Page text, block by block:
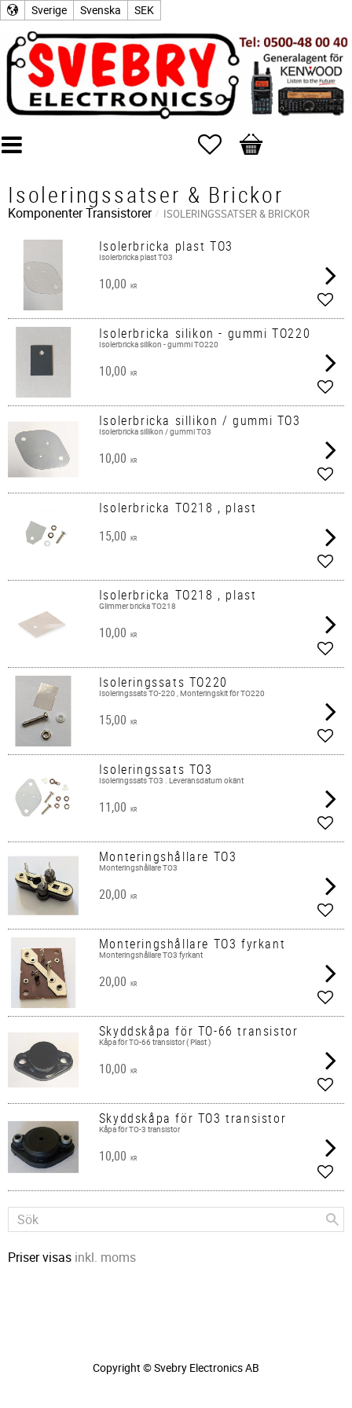
Sverige Svenska SEK
Favoriter
Kundvagn
Isoleringssatser & Brickor
KomponenterTransistorer ISOLERINGSSATSER & BRICKOR
Isolerbricka plast TO3
Isolerbricka plast TO3
10,00 KR
Isolerbricka silikon - gummi TO220
Isolerbricka silikon - gummi TO220
10,00 KR
Isolerbricka sillikon / gummi TO3
Isolerbricka sillikon / gummi TO3
10,00 KR
Isolerbricka TO218 , plast
15,00 KR
Isolerbricka TO218 , plast
Glimmer bricka TO218
10,00 KR
Isoleringssats TO220
Isoleringssats TO-220 , Monteringskit för TO220
15,00 KR
Isoleringssats TO3
Isoleringssats TO3 . Leveransdatum okänt
11,00 KR
Monteringshållare TO3
Monteringshållare TO3
20,00 KR
Monteringshållare TO3 fyrkant
Monteringshållare TO3 fyrkant
20,00 KR
Skyddskåpa för TO-66 transistor
Kåpa för TO-66 transistor ( Plast )
10,00 KR
Skyddskåpa för TO3 transistor
Kåpa för TO-3 transistor
10,00 KR
Priser visas inkl. moms
Copyright © Svebry Electronics AB